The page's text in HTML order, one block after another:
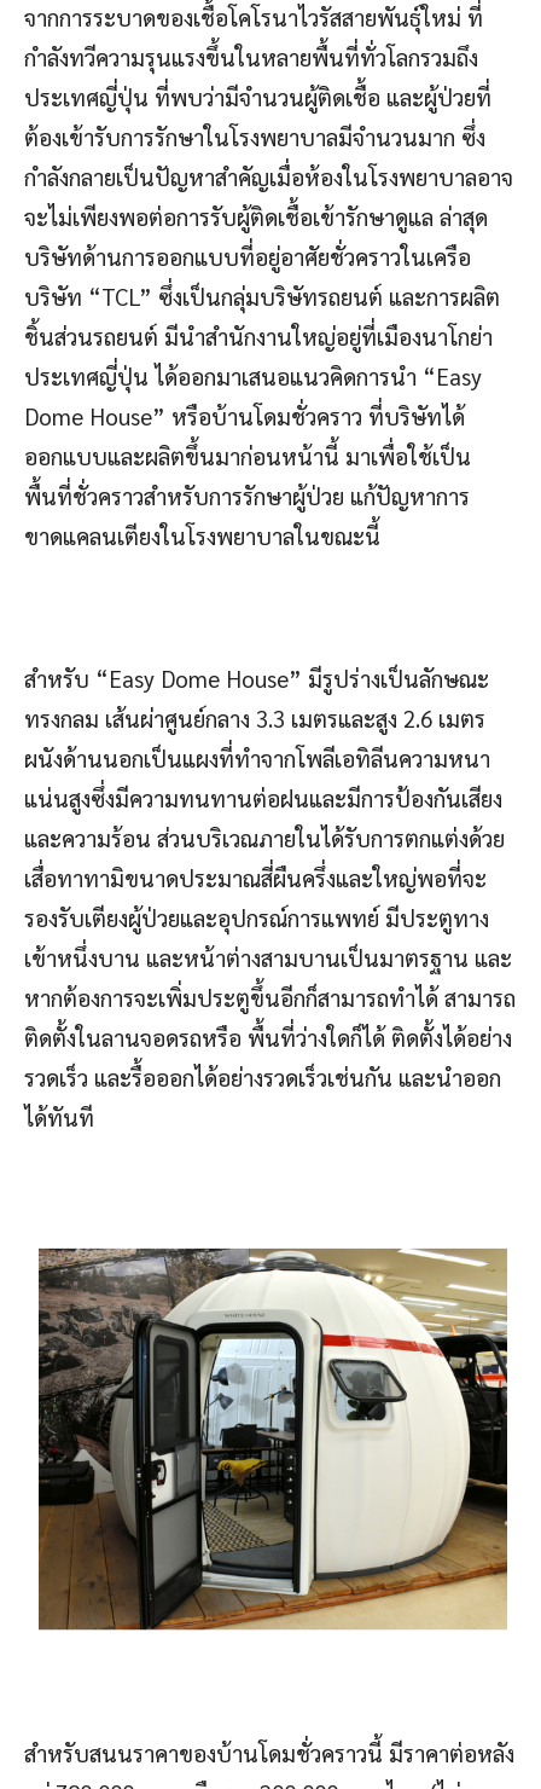
จากการระบาดของเชื้อโคโรนาไวรัสสายพันธุ์ใหม่ ที่
กำลังทวีความรุนแรงขึ้นในหลายพื้นที่ทั่วโลกรวมถึง
ประเทศญี่ปุ่น ที่พบว่ามีจำนวนผู้ติดเชื้อ และผู้ป่วยที่
ต้องเข้ารับการรักษาในโรงพยาบาลมีจำนวนมาก ซึ่ง
กำลังกลายเป็นปัญหาสำคัญเมื่อห้องในโรงพยาบาลอาจ
จะไม่เพียงพอต่อการรับผู้ติดเชื้อเข้ารักษาดูแล ล่าสุด
บริษัทด้านการออกแบบที่อยู่อาศัยชั่วคราวในเครือ
บริษัท “TCL” ซึ่งเป็นกลุ่มบริษัทรถยนต์ และการผลิต
ชิ้นส่วนรถยนต์ มีนำสำนักงานใหญ่อยู่ที่เมืองนาโกย่า
ประเทศญี่ปุ่น ได้ออกมาเสนอแนวคิดการนำ “Easy
Dome House” หรือบ้านโดมชั่วคราว ที่บริษัทได้
ออกแบบและผลิตขึ้นมาก่อนหน้านี้ มาเพื่อใช้เป็น
พื้นที่ชั่วคราวสำหรับการรักษาผู้ป่วย แก้ปัญหาการ
ขาดแคลนเตียงในโรงพยาบาลในขณะนี้
สำหรับ “Easy Dome House” มีรูปร่างเป็นลักษณะ
ทรงกลม เส้นผ่าศูนย์กลาง 3.3 เมตรและสูง 2.6 เมตร
ผนังด้านนอกเป็นแผงที่ทำจากโพลีเอทิลีนความหนา
แน่นสูงซึ่งมีความทนทานต่อฝนและมีการป้องกันเสียง
และความร้อน ส่วนบริเวณภายในได้รับการตกแต่งด้วย
เสื่อทาทามิขนาดประมาณสี่ผืนครึ่งและใหญ่พอที่จะ
รองรับเตียงผู้ป่วยและอุปกรณ์การแพทย์ มีประตูทาง
เข้าหนึ่งบาน และหน้าต่างสามบานเป็นมาตรฐาน และ
หากต้องการจะเพิ่มประตูขึ้นอีกก็สามารถทำได้ สามารถ
ติดตั้งในลานจอดรถหรือ พื้นที่ว่างใดก็ได้ ติดตั้งได้อย่าง
รวดเร็ว และรื้อออกได้อย่างรวดเร็วเช่นกัน และนำออก
ได้ทันที
สำหรับสนนราคาของบ้านโดมชั่วคราวนี้ มีราคาต่อหลัง